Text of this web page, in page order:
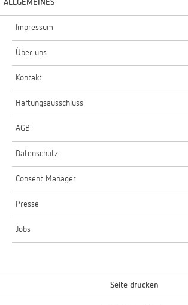
ALLGEMEINES
Impressum
Über uns
Kontakt
Haftungsausschluss
AGB
Datenschutz
Consent Manager
Presse
Jobs
Seite drucken